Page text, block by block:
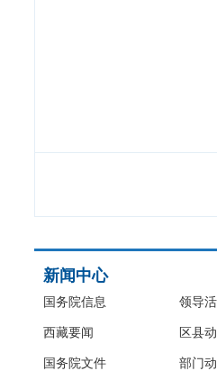
新闻中心
国务院信息
西藏要闻
国务院文件
领导
区县
部门